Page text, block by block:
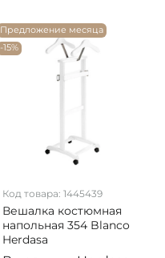
Предложение месяца
-15%
Код товара: 1445439
Вешалка костюмная
напольная 354 Blanco
Herdasa